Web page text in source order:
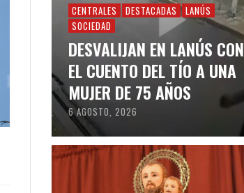
CENTRALES DESTACADAS
LANÚS
SOCIEDAD
DESVALIJAN EN LANÚS CON
EL CUENTO DEL TÍO A UNA
MUJER DE 75 AÑOS
6 AGOSTO, 2026